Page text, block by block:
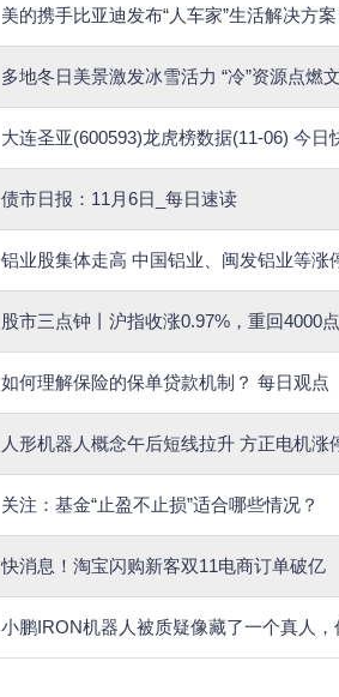
美的携手比亚迪发布“人车家”生活解决方
多地冬日美景激发冰雪活力 “冷”资源点燃
大连圣亚(600593)龙虎榜数据(11-06) 今日
债市日报：11月6日_每日速读
铝业股集体走高 中国铝业、闽发铝业等涨
股市三点钟丨沪指收涨0.97%，重回4000
如何理解保险的保单贷款机制？ 每日观点
人形机器人概念午后短线拉升 方正电机涨
关注：基金“止盈不止损”适合哪些情况？
快消息！淘宝闪购新客双11电商订单破亿
小鹏IRON机器人被质疑像藏了一个真人